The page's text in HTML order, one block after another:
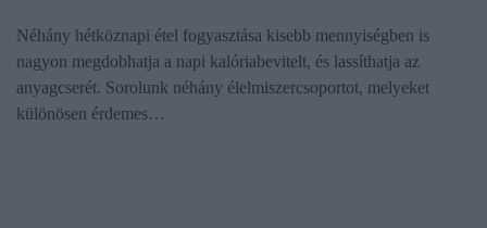
Néhány hétköznapi étel fogyasztása kisebb mennyiségben is
nagyon megdobhatja a napi kalóriabevitelt, és lassíthatja az
anyagcserét. Sorolunk néhány élelmiszercsoportot, melyeket
különösen érdemes…